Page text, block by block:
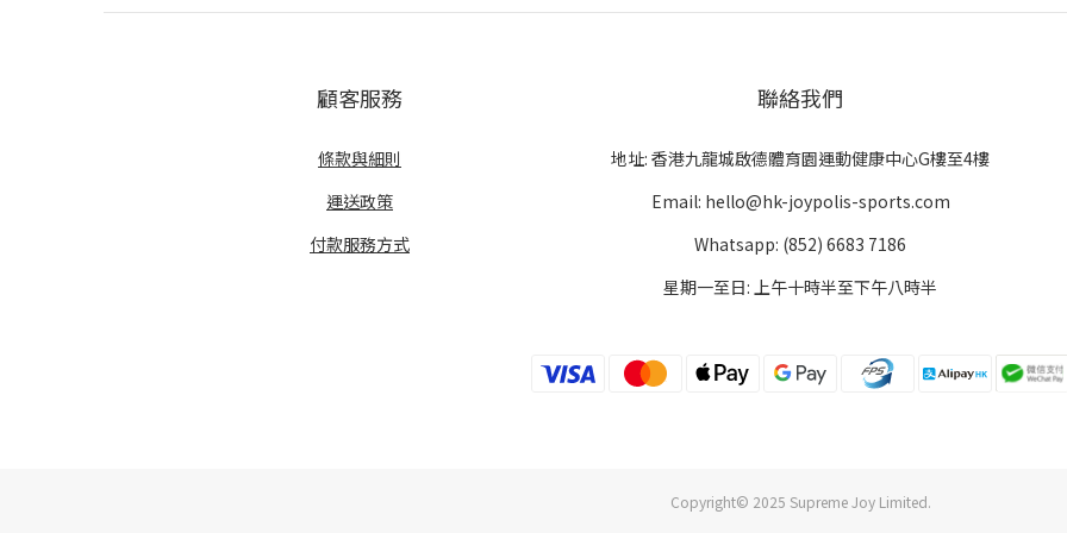
顧客服務
條款與細則
運送政策
付款服務方式
聯絡我們
地址: 香港九龍城啟德體育園運動健康中心G樓至4樓
Email: hello@hk-joypolis-sports.com
Whatsapp: (852) 6683 7186
星期一至日: 上午十時半至下午八時半
Copyright© 2025 Supreme Joy Limited.